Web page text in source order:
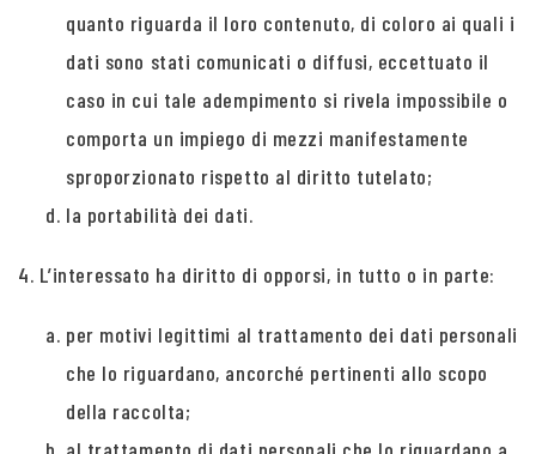
quanto riguarda il loro contenuto, di coloro ai quali i
dati sono stati comunicati o diffusi, eccettuato il
caso in cui tale adempimento si rivela impossibile o
comporta un impiego di mezzi manifestamente
sproporzionato rispetto al diritto tutelato;
la portabilità dei dati.
4. L’interessato ha diritto di opporsi, in tutto o in parte:
per motivi legittimi al trattamento dei dati personali
che lo riguardano, ancorché pertinenti allo scopo
della raccolta;